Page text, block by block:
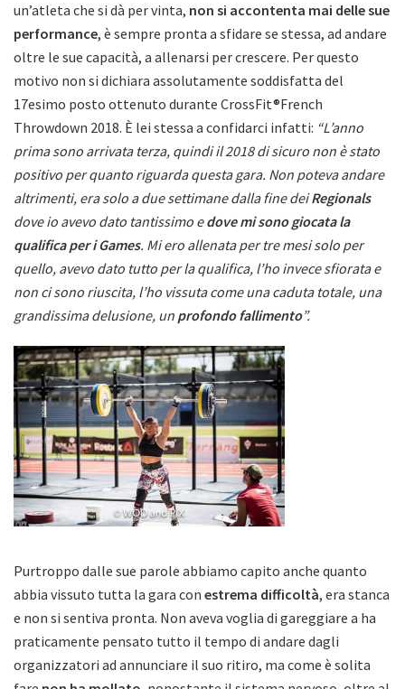
un’atleta che si dà per vinta, non si accontenta mai delle sue
performance, è sempre pronta a sfidare se stessa, ad andare
oltre le sue capacità, a allenarsi per crescere. Per questo
motivo non si dichiara assolutamente soddisfatta del
17esimo posto ottenuto durante CrossFit®French
Throwdown 2018. È lei stessa a confidarci infatti: “L’anno
prima sono arrivata terza, quindi il 2018 di sicuro non è stato
positivo per quanto riguarda questa gara. Non poteva andare
altrimenti, era solo a due settimane dalla fine deiRegionals
dove io avevo dato tantissimo edove mi sono giocata la
qualifica per i Games. Mi ero allenata per tre mesi solo per
quello, avevo dato tutto per la qualifica, l’ho invece sfiorata e
non cisono riuscita, l’ho vissuta come una caduta totale, una
grandissima delusione, un profondo fallimento”.
Purtroppo dalle sue parole abbiamo capito anche quanto
abbia vissuto tutta la gara con estrema difficoltà, era stanca
e non si sentiva pronta. Non aveva voglia di gareggiare a ha
praticamente pensato tutto il tempo di andare dagli
organizzatori ad annunciare il suo ritiro, ma come è solita